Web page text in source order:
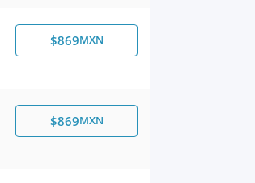
$869MXN
$869MXN